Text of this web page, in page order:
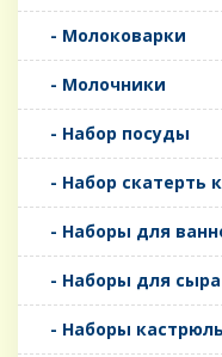
- Молоковарки
- Молочники
- Набор посуды
- Набор скатерть
- Наборы для
- Наборы для сыра
- Наборы кастрюль